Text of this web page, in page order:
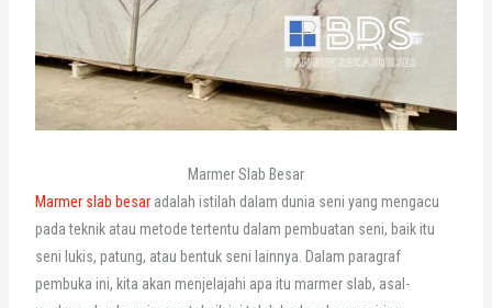
Marmer Slab Besar
Marmer slab besaradalah istilah dalam dunia seni yang mengacu
pada teknik atau metode tertentu dalam pembuatan seni, baik itu
seni lukis, patung, atau bentuk seni lainnya. Dalam paragraf
pembuka ini, kita akan menjelajahi apa itu marmer slab, asal-